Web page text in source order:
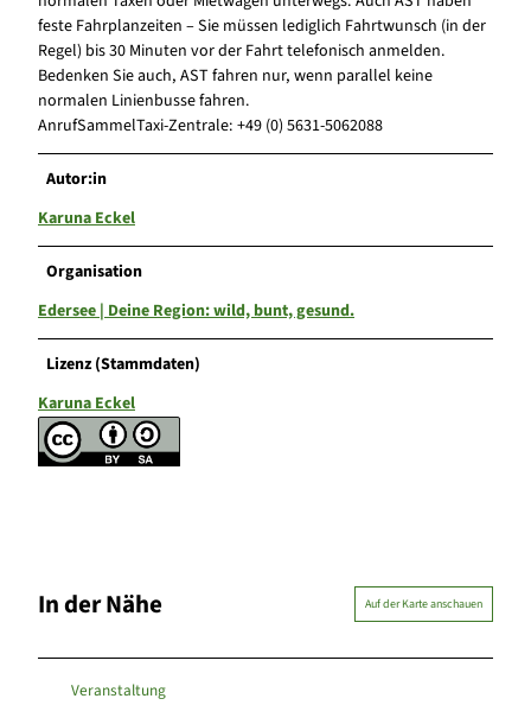
feste Fahrplanzeiten – Sie müssen lediglich Fahrtwunsch (in der
Regel) bis 30 Minuten vor der Fahrt telefonisch anmelden.
Bedenken Sie auch, AST fahren nur, wenn parallel keine
normalen Linienbusse fahren.
AnrufSammelTaxi-Zentrale: +49 (0) 5631-5062088
Autor:in
Karuna Eckel
Organisation
Edersee | Deine Region: wild, bunt, gesund.
Lizenz (Stammdaten)
Karuna Eckel
In der Nähe Auf der Karte anschauen
Veranstaltung